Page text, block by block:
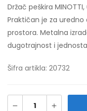
Držač peškira
Praktičan je za
prostora. Metalna
dugotrajnost i
Šifra artikla: 20732